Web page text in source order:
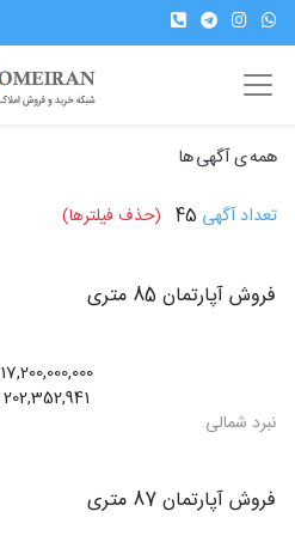
همه ی آگهی ها
تعداد آگهی 45 (حذف فیلترها)
فروش آپارتمان 85 متری
17,200,000,000
202,352,941
نبرد شمالی
فروش آپارتمان 87 متری